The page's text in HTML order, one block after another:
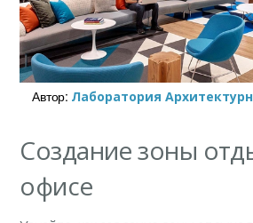
Автор: Лаборатория
Создание зоны
офисе